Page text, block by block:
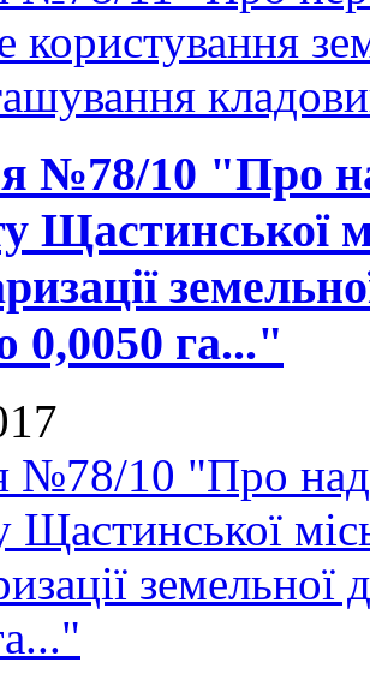
користування
№78/10 "Про
Щастинської
га..."
№78/10 "Про
Щастинської